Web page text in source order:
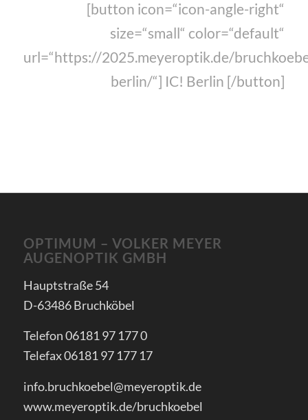
[button icon=“icon-angle-right“
size=“small“ color=“default“
url=“https://2025.meyeroptik.de/
berlin/“] IC! Berlin [/button]
OPTIMUM – VOLKER MEYER
AUGENOPTIK GMBH
Hauptstraße 54
D-63486 Bruchköbel
Telefon 06181 97 177 0
Telefax 06181 97 177 17
info.bruchkoebel@meyeroptik.de
www.meyeroptik.de/bruchkoebel